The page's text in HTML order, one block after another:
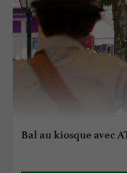
Bal au kiosque avec